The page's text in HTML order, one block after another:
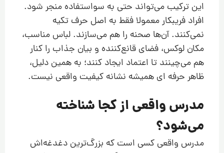
این ترکیب می‌تواند حتی به سواستفاده منجر شود.
افراد فریبکار معمولا فقط به اصل حرف تکیه
نمی‌کنند. آن‌ها صحنه را هم می‌سازند. لباس مناسب،
مکان لوکس، فضای قانع‌کننده و بیان جذاب را کنار
هم می‌چینند تا اعتماد ایجاد کنند؛ به همین دلیل،
ظاهر حرفه ای همیشه نشانه کیفیت واقعی نیست.
مدرس واقعی از کجا شناخته
می‌شود؟
مدرس واقعی کسی است که بزرگ‌ترین دغدغه‌اش